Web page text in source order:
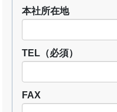
本社所在地
TEL （必須）
FAX